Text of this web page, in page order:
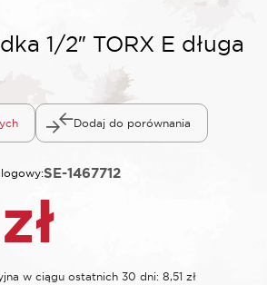
1/2″ TORX E długa
Dodaj do porównania
SE-1467712
zł
w ciągu ostatnich 30 dni: 8,51 zł